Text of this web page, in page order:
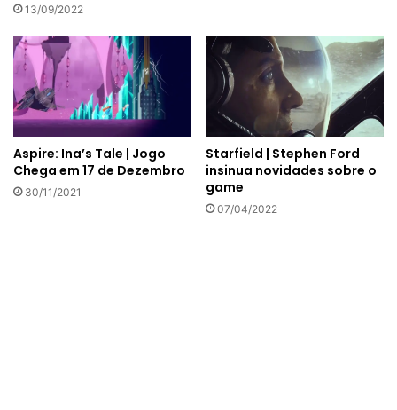
13/09/2022
Aspire: Ina’s Tale | Jogo
Chega em 17 de Dezembro
30/11/2021
Starfield | Stephen Ford
insinua novidades sobre o
game
07/04/2022